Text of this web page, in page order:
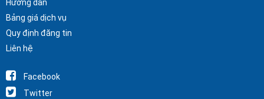
Hướng dẫn
Bảng giá dịch vụ
Quy định đăng tin
Liên hệ
Facebook
Twitter